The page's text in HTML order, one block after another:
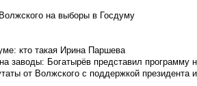
на выборы в Госдуму
кто такая Ирина Паршева
заводы: Богатырёв представил программу
от Волжского с поддержкой президента